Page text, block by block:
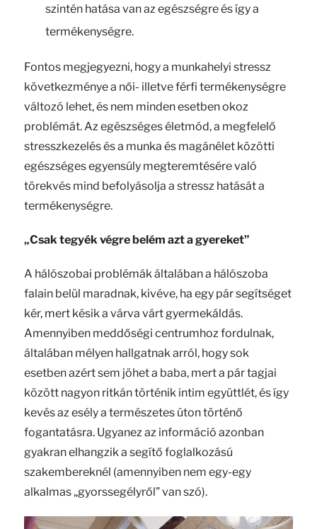
szintén hatása van az egészségre és így a
termékenységre.
Fontos megjegyezni, hogy a munkahelyi stressz
következménye a női- illetve férfi termékenységre
változó lehet, és nem minden esetben okoz
problémát. Az egészséges életmód, a megfelelő
stresszkezelés és a munka és magánélet közötti
egészséges egyensúly megteremtésére való
törekvés mind befolyásolja a stressz hatását a
termékenységre.
„Csak tegyék végre belém azt a gyereket”
A hálószobai problémák általában a hálószoba
falain belül maradnak, kivéve, ha egy pár segítséget
kér, mert késik a várva várt gyermekáldás.
Amennyiben meddőségi centrumhoz fordulnak,
általában mélyen hallgatnak arról, hogy sok
esetben azért sem jöhet a baba, mert a pár tagjai
között nagyon ritkán történik intim együttlét, és így
kevés az esély a természetes úton történő
fogantatásra. Ugyanez az információ azonban
gyakran elhangzik a segítő foglalkozású
szakembereknél (amennyiben nem egy-egy
alkalmas „gyorssegélyről” van szó).